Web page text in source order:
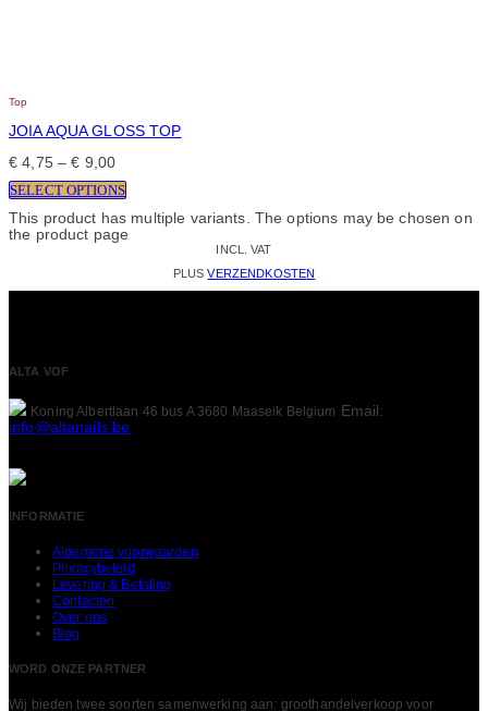
Top
JOIA AQUA GLOSS TOP
€ 4,75–€ 9,00
SELECT OPTIONS
This product has multiple variants. The options may be chosen on
the product page
INCL. VAT
PLUSVERZENDKOSTEN
ALTA VOF
Koning Albertlaan 46 bus A 3680 Maaseik Belgium Email:
info@altanails.be
INFORMATIE
Algemene voorwaarden
Privacybeleid
Levering & Betaling
Contacten
Over ons
Blog
WORD ONZE PARTNER
Wij bieden twee soorten samenwerking aan: groothandelverkoop voor